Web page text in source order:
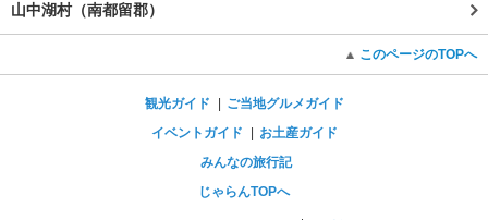
山中湖村（南都留郡）
このページのTOPへ
観光ガイド
ご当地グルメガイド
イベントガイド
お土産ガイド
みんなの旅行記
じゃらんTOPへ